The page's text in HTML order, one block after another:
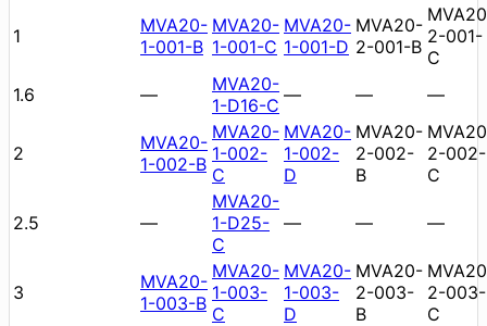
1
MVA20-
1-001-B
MVA20-
1-001-C
MVA20-
1-001-D
MVA20-
2-001-B 2-001-
C
1.6
—
MVA20-
1-D16-C — — —
2
MVA20-
1-002-B
MVA20-
1-002-
C
MVA20-
1-002-
D
MVA20-
2-002-
B
2-002-
C
2.5 —
MVA20-
1-D25-
C
— — —
3
MVA20-
1-003-B
MVA20-
1-003-
C
MVA20-
1-003-
D
MVA20-
2-003-
B
2-003-
C